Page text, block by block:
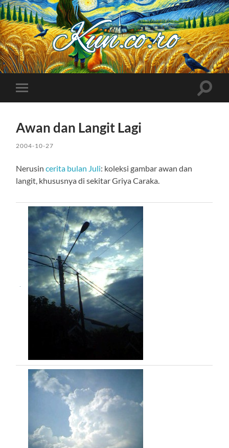
Kuncoro++
Toggle
mobile
Toggle
Awan dan Langit Lagi
2004-10-27
Nerusincerita bulan Juli: koleksi gambar awan dan
langit, khususnya di sekitar Griya Caraka.